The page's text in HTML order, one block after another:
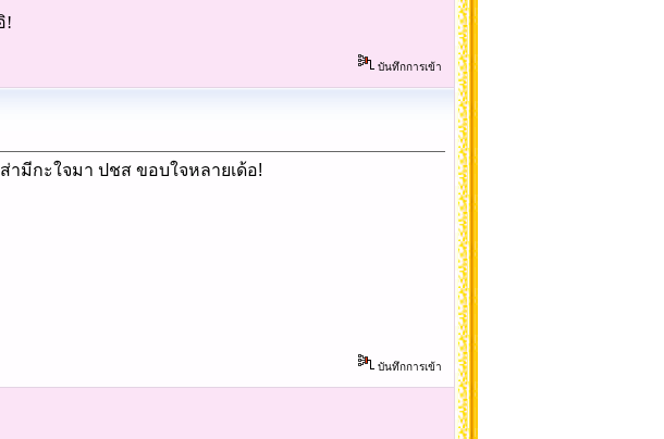
!
บันทึกการเข้า
ามีกะใจมา ปชส ขอบใจหลายเด้อ!
บันทึกการเข้า